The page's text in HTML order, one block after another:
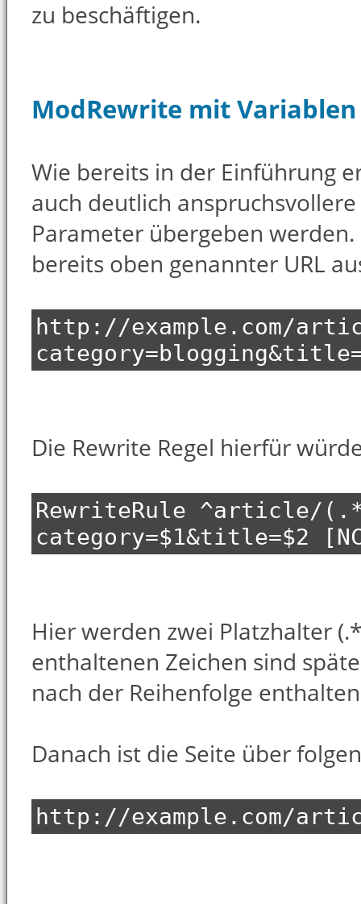
zu beschäftigen.
ModRewrite mit Variablen
Wie bereits in der Einführung
auch deutlich anspruchsvollere
Parameter übergeben
bereits oben genannter URL
http://example.com/
Die Rewrite Regel hierfür
RewriteRule ^article/
category=$1&title=$2
Hier werden zwei Platzhalter
enthaltenen Zeichen sind
nach der Reihenfolge
Danach ist die Seite über
http://example.com/